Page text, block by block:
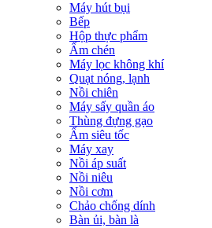
Máy hút bụi
Bếp
Hộp thực phẩm
Ấm chén
Máy lọc không khí
Quạt nóng, lạnh
Nồi chiên
Máy sấy quần áo
Thùng đựng gạo
Ấm siêu tốc
Máy xay
Nồi áp suất
Nồi niêu
Nồi cơm
Chảo chống dính
Bàn ủi, bàn là